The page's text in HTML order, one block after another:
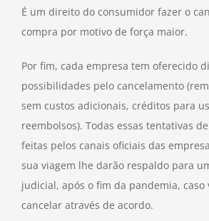
É um direito do consumidor fazer o
compra por motivo de força maior.
Por fim, cada empresa tem oferecido
possibilidades pelo cancelamento
sem custos adicionais, créditos para
reembolsos). Todas essas tentativas
feitas pelos canais oficiais das
sua viagem lhe darão respaldo para
judicial, após o fim da pandemia, caso
cancelar através de acordo.